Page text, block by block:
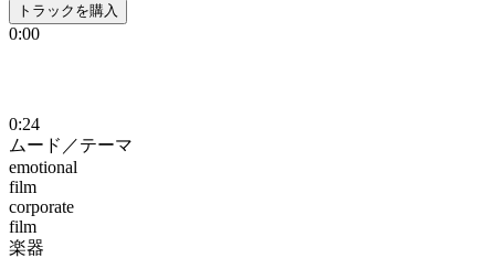
トラックを購入
0:00
0:24
ムード／テーマ
emotional
film
corporate
film
楽器